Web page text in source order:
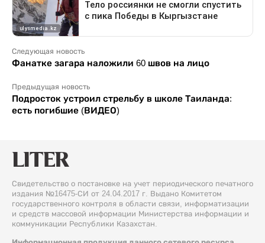
Следующая новость
Фанатке загара наложили 60 швов на лицо
Предыдущая новость
Подросток устроил стрельбу в школе Таиланда:
есть погибшие (ВИДЕО)
Свидетельство о постановке на учет периодического печатного
издания №16475-СИ от 24.04.2017 г. Выдано Комитетом
государственного контроля в области связи, информатизации
и средств массовой информации Министерства информации и
коммуникации Республики Казахстан.